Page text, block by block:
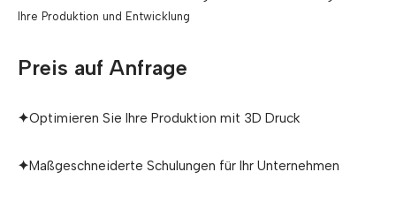
Ihre Produktion und Entwicklung
Preis auf Anfrage
✦Optimieren Sie Ihre Produktion mit 3D Druck
✦Maßgeschneiderte Schulungen für Ihr Unternehmen